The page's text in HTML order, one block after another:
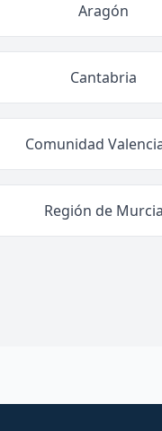
Aragón
Cantabria
Comunidad
Región de Murcia